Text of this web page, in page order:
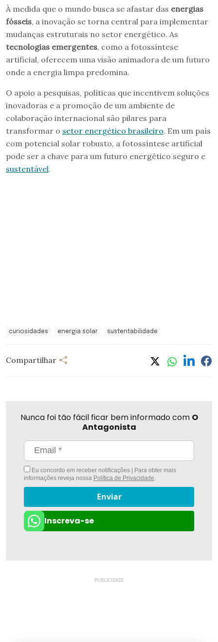
À medida que o mundo busca se afastar das energias
fósseis, a inovação se torna central para implementar
mudanças estruturais no setor energético. As
tecnologias emergentes, como a fotossíntese
artificial, oferecem uma visão animadora de um futuro
onde a energia limpa predomina.
O apoio a pesquisas, políticas que incentivem soluções
inovadoras e a promoção de um ambiente de
colaboração internacional são pilares para
transformar o setor energético brasileiro. Em um país
com potencial solar robusto, a fotossíntese artificial
pode ser a chave para um futuro energético seguro e
sustentável.
curiosidades energia solar sustentabilidade
Compartilhar
Nunca foi tão fácil ficar bem informado com O
Antagonista
Eu concordo em receber notificações | Para obter mais
informações reveja nossa Política de Privacidade.
Enviar
Inscreva-se